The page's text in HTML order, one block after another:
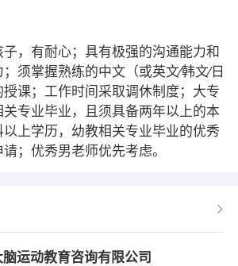
，有耐心；具有极强的沟通能力和
须掌握熟练的中文（或英文∕韩文∕日
课；工作时间采取调休制度；大专
专业毕业，且须具备两年以上的本
上学历，幼教相关专业毕业的优秀
；优秀男老师优先考虑。
运动教育咨询有限公司